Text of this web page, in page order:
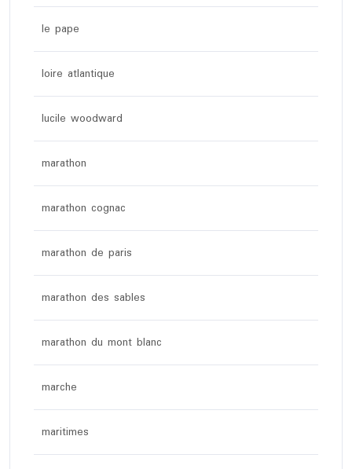
le pape
loire atlantique
lucile woodward
marathon
marathon cognac
marathon de paris
marathon des sables
marathon du mont blanc
marche
maritimes